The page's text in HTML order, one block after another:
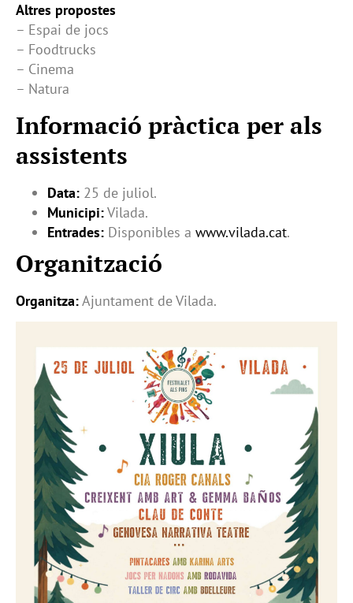
Altres propostes
– Espai de jocs
– Foodtrucks
– Cinema
– Natura
Informació pràctica per als
assistents
Data: 25 de juliol.
Municipi:Vilada.
Entrades: Disponibles a www.vilada.cat.
Organització
Organitza:Ajuntament de Vilada.